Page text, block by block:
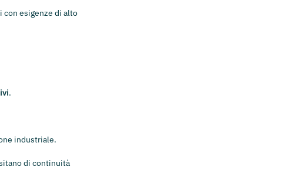
esigenze di alto
.
industriale.
di continuità